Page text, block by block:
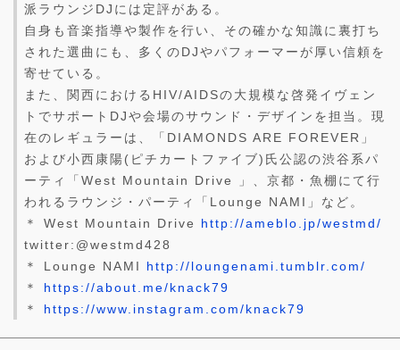
派ラウンジDJには定評がある。
自身も音楽指導や製作を行い、その確かな知識に裏打ち
された選曲にも、多くのDJやパフォーマーが厚い信頼を
寄せている。
また、関西におけるHIV/AIDSの大規模な啓発イヴェン
トでサポートDJや会場のサウンド・デザインを担当。現
在のレギュラーは、「DIAMONDS ARE FOREVER」
および小西康陽(ピチカートファイブ)氏公認の渋谷系パ
ーティ「West Mountain Drive 」、京都・魚棚にて行
われるラウンジ・パーティ「Lounge NAMI」など。
＊ West Mountain Drive http://ameblo.jp/westmd/
twitter:@westmd428
＊ Lounge NAMI http://loungenami.tumblr.com/
＊ https://about.me/knack79
＊ https://www.instagram.com/knack79